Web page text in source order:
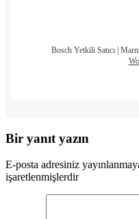
Bosch Yetkili Satıcı |
Bir yanıt yazın
E-posta adresiniz
işaretlenmişlerdir